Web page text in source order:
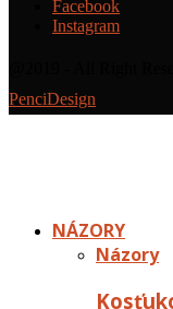
Facebook
Instagram
PenciDesign
NÁZORY
Názory